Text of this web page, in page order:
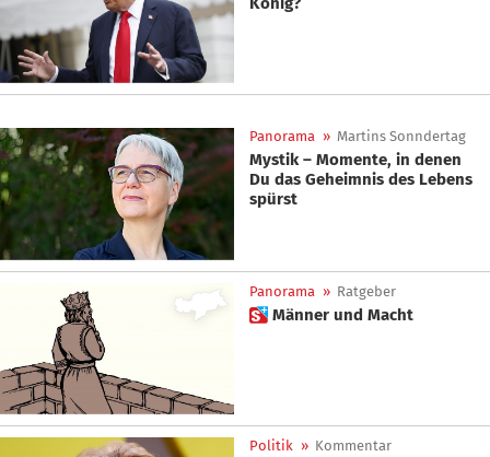
Panorama » Martins Sonndertag
Mystik – Momente, in denen
Du das Geheimnis des Lebens
spürst
Panorama » Ratgeber
 Männer und Macht
Politik » Kommentar